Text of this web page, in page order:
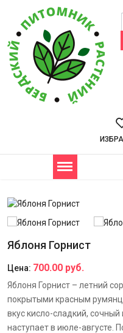
Яблоня Горнист
Цена: 700.00 руб.
Яблоня Горнист – летний
покрытыми красным
вкус кисло-сладкий,
наступает в июле-августе.